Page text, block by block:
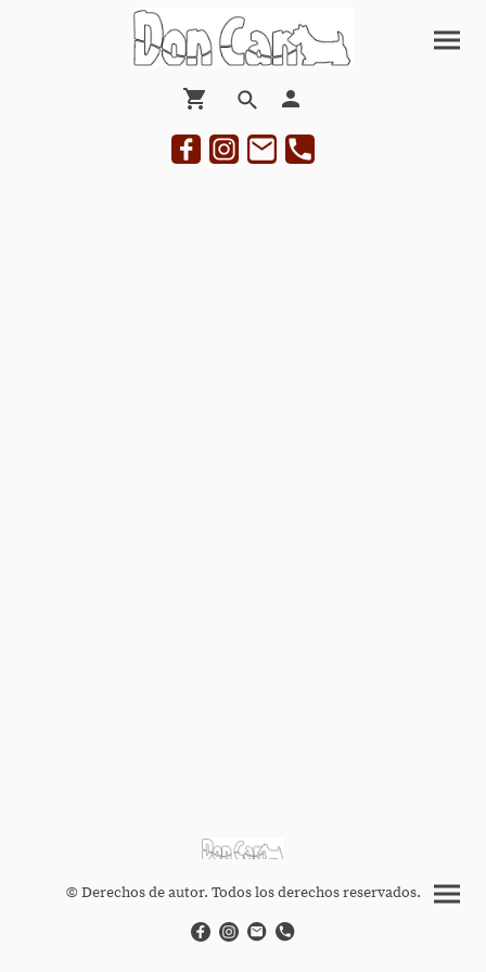
© Derechos de autor. Todos los derechos reservados.